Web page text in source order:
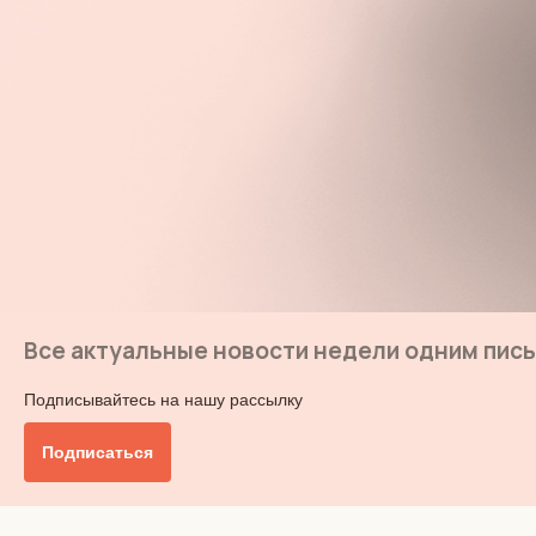
Все актуальные новости недели одним
Подписывайтесь на нашу рассылку
Подписаться